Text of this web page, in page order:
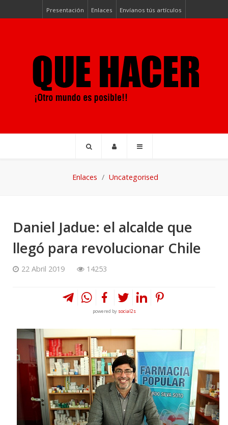
Presentación Enlaces Envíanos tús artículos
Enlaces Uncategorised
Daniel Jadue: el alcalde que
llegó para revolucionar Chile
22 Abril 2019 14253
powered by social2s